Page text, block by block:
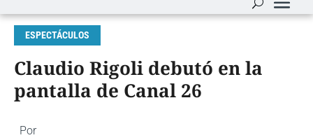
ESPECTÁCULOS
Claudio Rigoli debutó en la
pantalla de Canal 26
Por